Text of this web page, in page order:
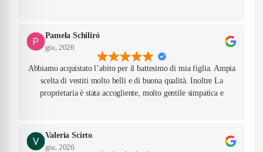
Pamela Schiliró
giu, 2026
Abbiamo acquistato l’abito per il battesimo di mia figlia. Ampia
scelta di vestiti molto belli e di buona qualità. Inoltre La
proprietaria è stata accogliente, molto gentile simpatica e
Valeria Scirto
giu, 2026Confirm your age